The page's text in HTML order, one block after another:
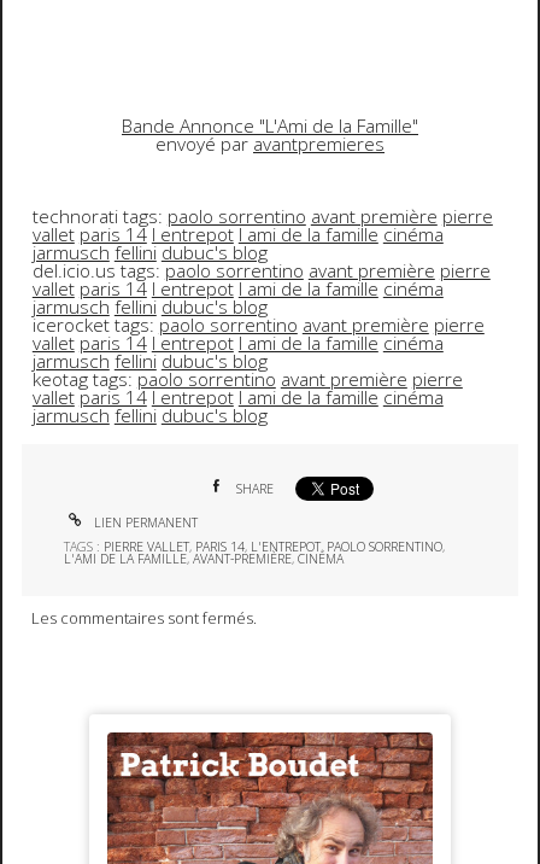
Bande Annonce "L'Ami de la Famille"
envoyé par avantpremieres
technorati tags: paolo sorrentino avant première pierre
vallet paris 14 l entrepot l ami de la famille cinéma
jarmusch fellini dubuc's blog
del.icio.us tags: paolo sorrentino avant première pierre
vallet paris 14 l entrepot l ami de la famille cinéma
jarmusch fellini dubuc's blog
icerocket tags: paolo sorrentino avant première pierre
vallet paris 14 l entrepot l ami de la famille cinéma
jarmusch fellini dubuc's blog
keotag tags: paolo sorrentino avant première pierre
valletparis 14 l entrepot l ami de la famille cinéma
jarmusch fellini dubuc's blog
SHARE
LIEN PERMANENT
TAGS : PIERRE VALLET, PARIS 14, L'ENTREPOT, PAOLO SORRENTINO,
L'AMI DE LA FAMILLE,AVANT-PREMIÈRE,CINÉMA
Les commentaires sont fermés.